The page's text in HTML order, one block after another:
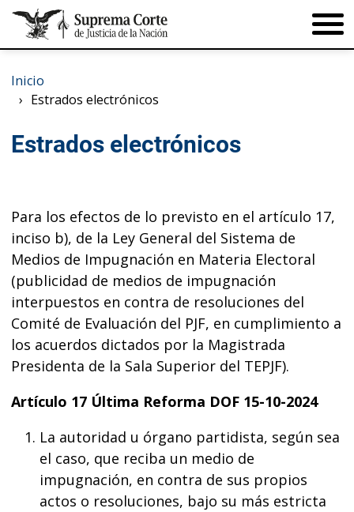
Pasar al contenido principal
Inicio
Estrados electrónicos
Estrados electrónicos
Para los efectos de lo previsto en el artículo 17,
inciso b), de la Ley General del Sistema de
Medios de Impugnación en Materia Electoral
(publicidad de medios de impugnación
interpuestos en contra de resoluciones del
Comité de Evaluación del PJF, en cumplimiento a
los acuerdos dictados por la Magistrada
Presidenta de la Sala Superior del TEPJF).
Artículo 17 Última Reforma DOF 15-10-2024
La autoridad u órgano partidista, según sea
el caso, que reciba un medio de
impugnación, en contra de sus propios
actos o resoluciones, bajo su más estricta